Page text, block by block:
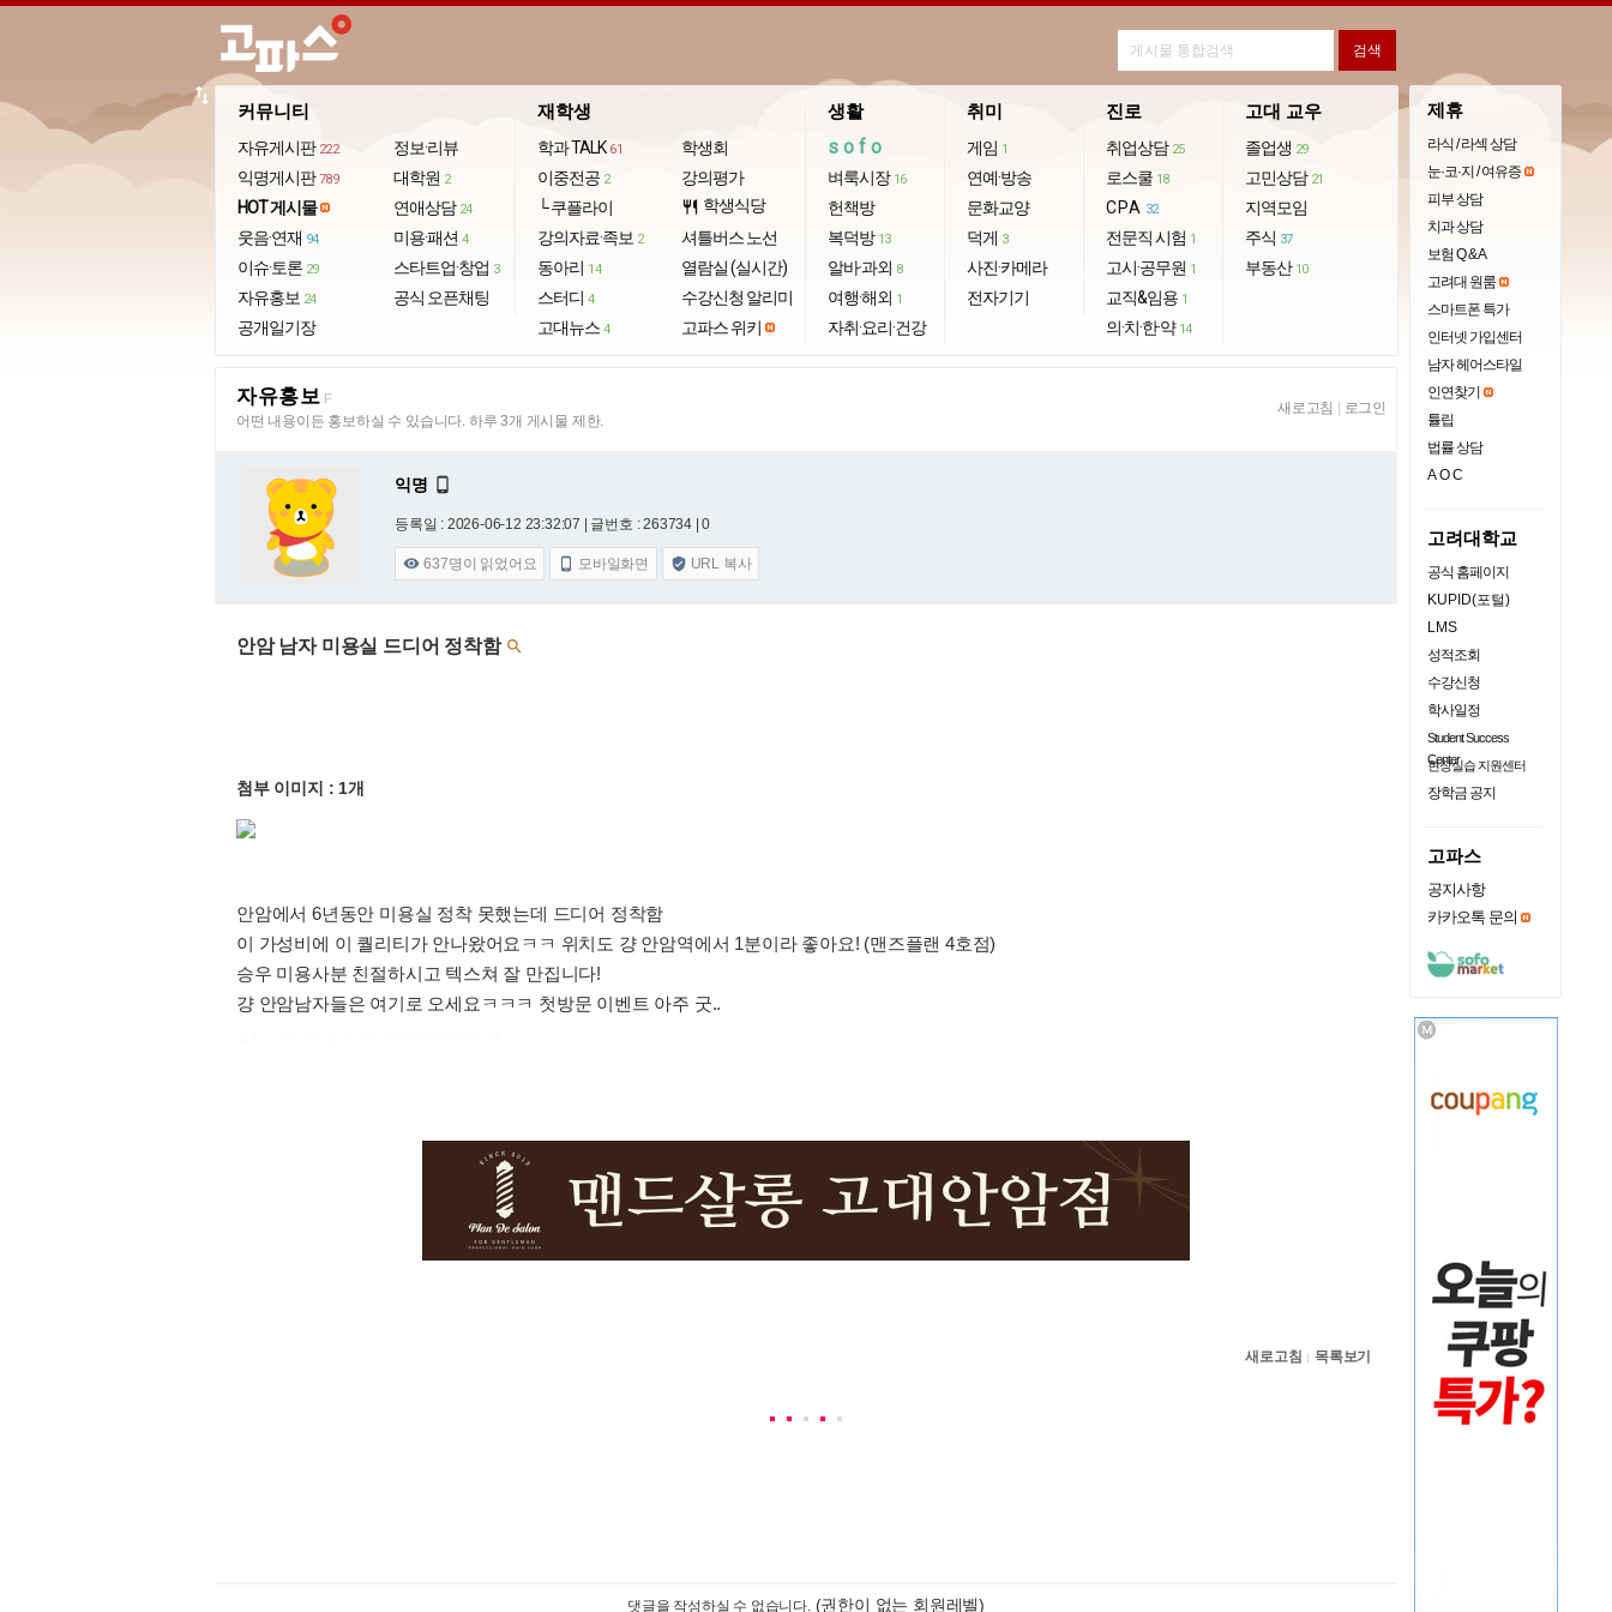
커뮤니티
자유게시판 222
익명게시판 789
HOT 게시물
웃음·연재 94
이슈·토론 29
자유홍보 24
공개일기장
정보·리뷰
대학원 2
연애상담 24
미용·패션 4
스타트업·창업 3
공식 오픈채팅
재학생
학과 TALK 61
이중전공 2
└ 쿠플라이
강의자료·족보 2
동아리 14
스터디 4
고대뉴스 4
학생회
강의평가
restaurant 학생식당
셔틀버스 노선
열람실 (실시간)
수강신청 알리미
고파스 위키
생활
sofo
벼룩시장 16
헌책방
복덕방 13
알바·과외 8
여행·해외 1
자취·요리·건강
취미
게임 1
연예·방송
문화교양
덕게 3
사진·카메라
전자기기
진로
취업상담 25
로스쿨 18
CPA 32
전문직 시험 1
고시·공무원 1
교직&임용 1
의·치·한·약 14
고대 교우
졸업생 29
고민상담 21
지역모임
주식 37
부동산 10
import_export
자유홍보 F
어떤 내용이든 홍보하실 수 있습니다. 하루 3개 게시물 제한.
새로고침 로그인
익명 
등록일 : 2026-06-12 23:32:07 | 글번호 : 263734 | 0
 637명이 읽었어요  모바일화면  URL 복사
안암 남자 미용실 드디어 정착함 
첨부 이미지 : 1개
안암에서 6년동안 미용실 정착 못했는데 드디어 정착함
이 가성비에 이 퀄리티가 안나왔어요ㅋㅋ 위치도 걍 안암역에서 1분이라 좋아요! (맨즈플랜 4호점)
승우 미용사분 친절하시고 텍스쳐 잘 만집니다!
걍 안암남자들은 여기로 오세요ㅋㅋㅋ 첫방문 이벤트 아주 굿..
새로고침 | 목록보기
댓글을 작성하실 수 없습니다. (권한이 없는 회원레벨)
제휴
라식 / 라섹 상담
눈·코·지 / 여유증
피부 상담
치과 상담
보험 Q & A
고려대 원룸
스마트폰 특가
인터넷 가입센터
남자 헤어스타일
인연찾기
튤립
법률 상담
AOC
고려대학교
공식 홈페이지
KUPID(포털)
LMS
성적조회
수강신청
학사일정
Student Success
Center
현장실습 지원센터
장학금 공지
고파스
공지사항
카카오톡 문의